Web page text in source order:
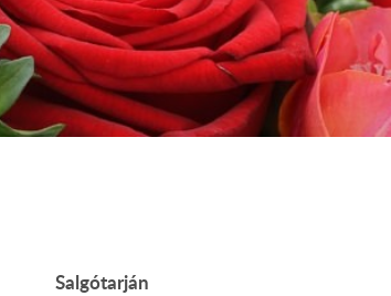
Salgótarján